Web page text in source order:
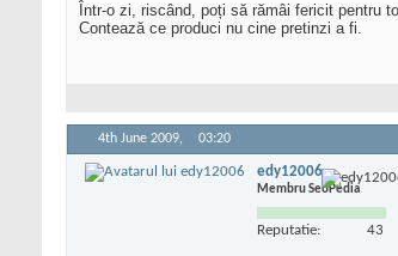
Într-o zi, riscând, poți să rămâi fericit pentru
Contează ce produci nu cine pretinzi a fi.
4th June 2009, 03:20
edy12006
Membru SeoPedia
Reputatie: 43